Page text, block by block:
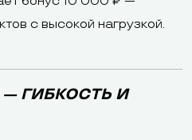
с высокой нагрузкой.
— ГИБКОСТЬ И